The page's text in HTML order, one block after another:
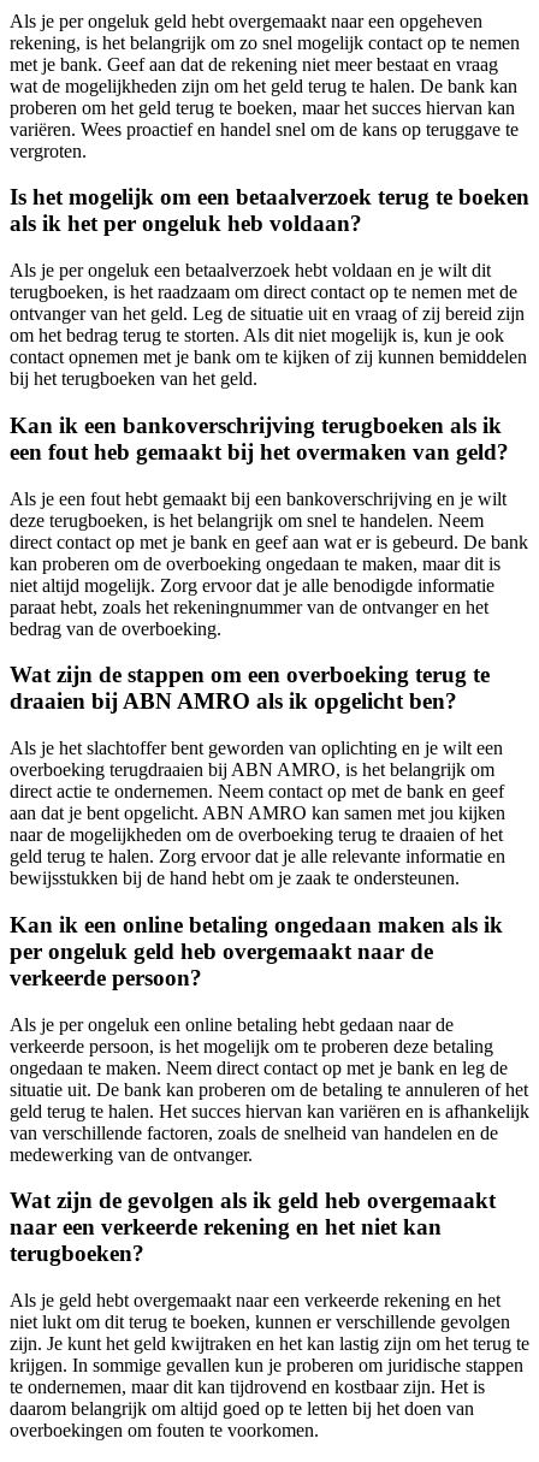
Als je per ongeluk geld hebt overgemaakt naar een opgeheven
rekening, is het belangrijk om zo snel mogelijk contact op te nemen
met je bank. Geef aan dat de rekening niet meer bestaat en vraag
wat de mogelijkheden zijn om het geld terug te halen. De bank kan
proberen om het geld terug te boeken, maar het succes hiervan kan
variëren. Wees proactief en handel snel om de kans op teruggave te
vergroten.
Is het mogelijk om een betaalverzoek terug te boeken
als ik het per ongeluk heb voldaan?
Als je per ongeluk een betaalverzoek hebt voldaan en je wilt dit
terugboeken, is het raadzaam om direct contact op te nemen met de
ontvanger van het geld. Leg de situatie uit en vraag of zij bereid zijn
om het bedrag terug te storten. Als dit niet mogelijk is, kun je ook
contact opnemen met je bank om te kijken of zij kunnen bemiddelen
bij het terugboeken van het geld.
Kan ik een bankoverschrijving terugboeken als ik
een fout heb gemaakt bij het overmaken van geld?
Als je een fout hebt gemaakt bij een bankoverschrijving en je wilt
deze terugboeken, is het belangrijk om snel te handelen. Neem
direct contact op met je bank en geef aan wat er is gebeurd. De bank
kan proberen om de overboeking ongedaan te maken, maar dit is
niet altijd mogelijk. Zorg ervoor dat je alle benodigde informatie
paraat hebt, zoals het rekeningnummer van de ontvanger en het
bedrag van de overboeking.
Wat zijn de stappen om een overboeking terug te
draaien bij ABN AMRO als ik opgelicht ben?
Als je het slachtoffer bent geworden van oplichting en je wilt een
overboeking terugdraaien bij ABN AMRO, is het belangrijk om
direct actie te ondernemen. Neem contact op met de bank en geef
aan dat je bent opgelicht. ABN AMRO kan samen met jou kijken
naar de mogelijkheden om de overboeking terug te draaien of het
geld terug te halen. Zorg ervoor dat je alle relevante informatie en
bewijsstukken bij de hand hebt om je zaak te ondersteunen.
Kan ik een online betaling ongedaan maken als ik
per ongeluk geld heb overgemaakt naar de
verkeerde persoon?
Als je per ongeluk een online betaling hebt gedaan naar de
verkeerde persoon, is het mogelijk om te proberen deze betaling
ongedaan te maken. Neem direct contact op met je bank en leg de
situatie uit. De bank kan proberen om de betaling te annuleren of het
geld terug te halen. Het succes hiervan kan variëren en is afhankelijk
van verschillende factoren, zoals de snelheid van handelen en de
medewerking van de ontvanger.
Wat zijn de gevolgen als ik geld heb overgemaakt
naar een verkeerde rekening en het niet kan
terugboeken?
Als je geld hebt overgemaakt naar een verkeerde rekening en het
niet lukt om dit terug te boeken, kunnen er verschillende gevolgen
zijn. Je kunt het geld kwijtraken en het kan lastig zijn om het terug te
krijgen. In sommige gevallen kun je proberen om juridische stappen
te ondernemen, maar dit kan tijdrovend en kostbaar zijn. Het is
daarom belangrijk om altijd goed op te letten bij het doen van
overboekingen om fouten te voorkomen.